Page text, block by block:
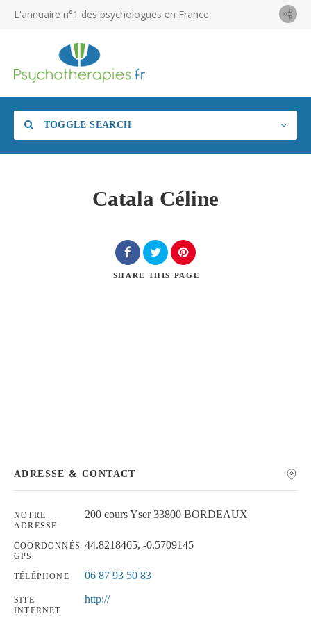
L'annuaire n°1 des psychologues en France
TOGGLE SEARCH
Catala Céline
SHARE THIS PAGE
ADRESSE & CONTACT
NOTRE
ADRESSE
200 cours Yser 33800 BORDEAUX
COORDONNÉS
GPS
44.8218465, -0.5709145
TÉLÉPHONE 06 87 93 50 83
SITE
INTERNET
http://